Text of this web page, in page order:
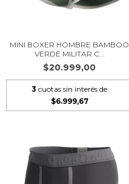
MINI BOXER HOMBRE BAMBOO
VERDE MILITAR C...
$20.999,00
3 cuotas sin interés de
$6.999,67